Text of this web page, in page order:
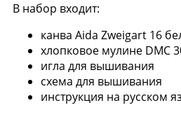
В набор входит:
канва Aida Zweigart 16
хлопковое мулине DMC
игла для вышивания
схема для вышивания
инструкция на русском